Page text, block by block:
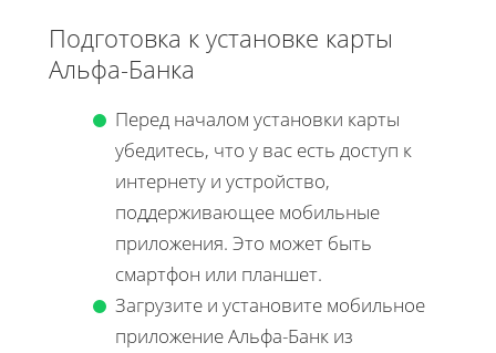
Подготовка к установке карты
Альфа-Банка
Перед началом установки карты
убедитесь, что у вас есть доступ к
интернету и устройство,
поддерживающее мобильные
приложения. Это может быть
смартфон или планшет.
Загрузите и установите мобильное
приложение Альфа-Банк из